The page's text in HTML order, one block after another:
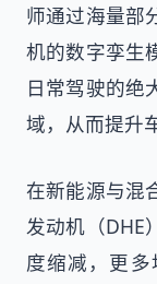
师通过海量部
机的数字孪生
日常驾驶的绝
域，从而提升
在新能源与混
发动机（DHE
度缩减，更